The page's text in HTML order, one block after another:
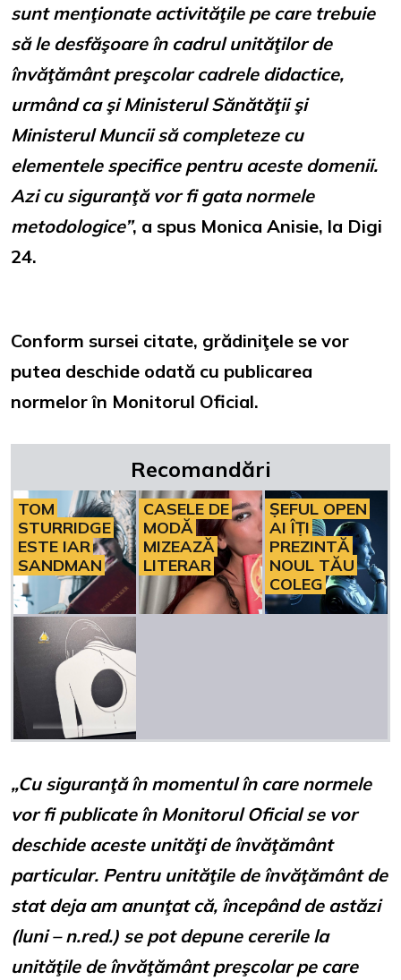
sunt menţionate activităţile pe care trebuie
să le desfăşoare în cadrul unităţilor de
învăţământ preşcolar cadrele didactice,
urmând ca şi Ministerul Sănătăţii şi
Ministerul Muncii să completeze cu
elementele specifice pentru aceste domenii.
Azi cu siguranţă vor fi gata normele
metodologice”, a spus Monica Anisie, la Digi
24.
Conform sursei citate, grădiniţele se vor
putea deschide odată cu publicarea
normelor în Monitorul Oficial.
Recomandări
TOM
STURRIDGE
ESTE IAR
SANDMAN
CASELE DE
MODĂ
MIZEAZĂ
LITERAR
ȘEFUL OPEN
AI ÎȚI
PREZINTĂ
NOUL TĂU
COLEG
„Cu siguranţă în momentul în care normele
vor fi publicate în Monitorul Oficial se vor
deschide aceste unităţi de învăţământ
particular. Pentru unităţile de învăţământ de
stat deja am anunţat că, începând de astăzi
(luni – n.red.) se pot depune cererile la
unităţile de învăţământ preşcolar pe care